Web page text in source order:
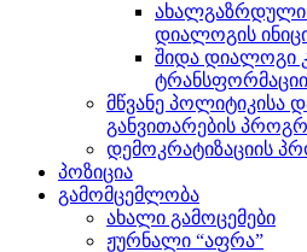
დიალოგის
შიდა დიალოგი
მწვანე პოლიტიკისა
განვითარების
დემოკრატიზაციის
პოზიცია
გამომცემლობა
ახალი გამოცემები
ჟურნალი “აფრა”